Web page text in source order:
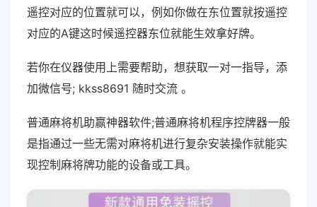
遥控对应的位置就可以，例如你做在东位置就按遥控
对应的A键这时候遥控器东位就能生效拿好牌。
若你在仪器使用上需要帮助，想获取一对一指导，添
加微信号; kkss8691 随时交流 。
普通麻将机助赢神器软件;普通麻将机程序控牌器一般
是指通过一些无需对麻将机进行复杂安装操作就能实
现控制麻将牌功能的设备或工具。